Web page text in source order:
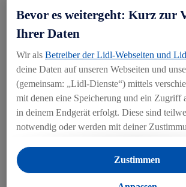
ml
Cien Cremeseife 2x150 g
CHF
Nevadent
Mundspülungen 500 ml
1.65
CHF
Nevadent Zahnbürsten
2er-Pack
0.73
CHF
Bevor es weitergeht: Kurz zur
Ihrer Daten
Wir als Betreiber der Lidl-Webseiten und
deine Daten auf unseren Webseiten und
(gemeinsam: „Lidl-Dienste“) mittels
mit denen eine Speicherung und ein Zugriff
in deinem Endgerät erfolgt. Diese sind
notwendig oder werden mit deiner
personalisierte Werbung innerhalb und
Dienste verwendet. Sofern du Teilnehmer
Programms bist, werden für diese Zwecke
Zustimmen